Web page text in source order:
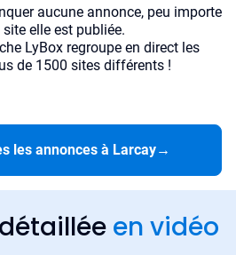
aucune annonce, peu importe
elle est publiée.
LyBox regroupe en direct les
de 1500 sites différents !
les annonces à Larcay→
en vidéo